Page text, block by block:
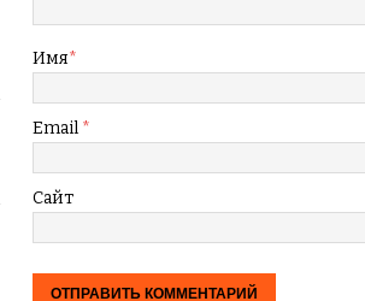
Имя*
Email *
Сайт